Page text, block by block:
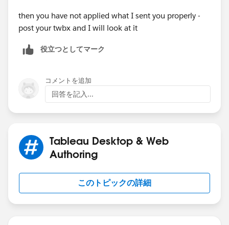
then you have not applied what I sent you properly -
post your twbx and I will look at it
役立つとしてマーク
コメントを追加
回答を記入...
Tableau Desktop & Web
Authoring
このトピックの詳細